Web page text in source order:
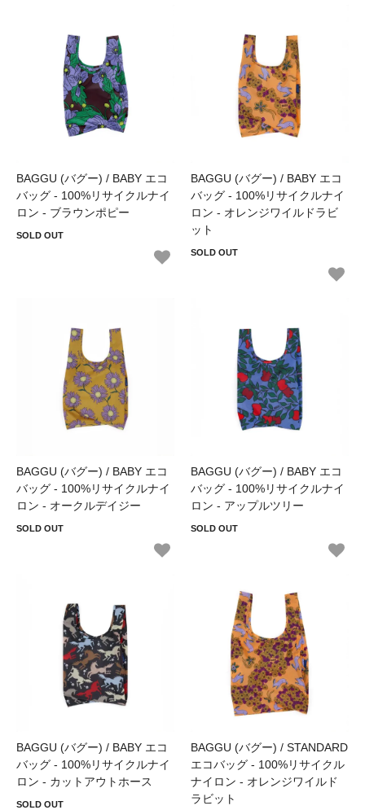
BAGGU (バグー) / BABY エコ
バッグ - 100%リサイクルナイ
ロン - ブラウンポピー
SOLD OUT
BAGGU (バグー) / BABY エコ
バッグ - 100%リサイクルナイ
ロン - オレンジワイルドラビ
ット
SOLD OUT
BAGGU (バグー) / BABY エコ
バッグ - 100%リサイクルナイ
ロン - オークルデイジー
SOLD OUT
BAGGU (バグー) / BABY エコ
バッグ - 100%リサイクルナイ
ロン - アップルツリー
SOLD OUT
BAGGU (バグー) / BABY エコ
バッグ - 100%リサイクルナイ
ロン - カットアウトホース
SOLD OUT
BAGGU (バグー) / STANDARD
エコバッグ - 100%リサイクル
ナイロン - オレンジワイルド
ラビット